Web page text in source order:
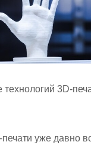
технологий 3D-
печати уже давно